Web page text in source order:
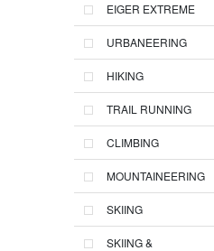
EIGER EXTREME
URBANEERING
HIKING
TRAIL RUNNING
CLIMBING
MOUNTAINEERING
SKIING
SKIING &